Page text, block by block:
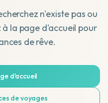
n'existe pas ou
la page d'accueil pour
de rêve.
d'accueil
de voyages